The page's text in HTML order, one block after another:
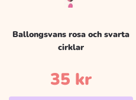
Ballongsvans rosa och svarta
cirklar
35 kr